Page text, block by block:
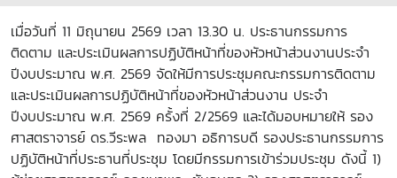
เมื่อวันที่ 11 มิถุนายน 2569 เวลา 13.30 น. ประธานกรรมการ
ติดตาม และประเมินผลการปฏิบัติหน้าที่ของหัวหน้าส่วนงานประจำ
ปีงบประมาณ พ.ศ. 2569 จัดให้มีการประชุมคณะกรรมการติดตาม
และประเมินผลการปฏิบัติหน้าที่ของหัวหน้าส่วนงาน ประจำ
ปีงบประมาณ พ.ศ. 2569 ครั้งที่ 2/2569 และได้มอบหมายให้ รอง
ศาสตราจารย์ ดร.วีระพล ทองมา อธิการบดี รองประธานกรรมการ
ปฏิบัติหน้าที่ประธานที่ประชุม โดยมีกรรมการเข้าร่วมประชุม ดังนี้ 1)